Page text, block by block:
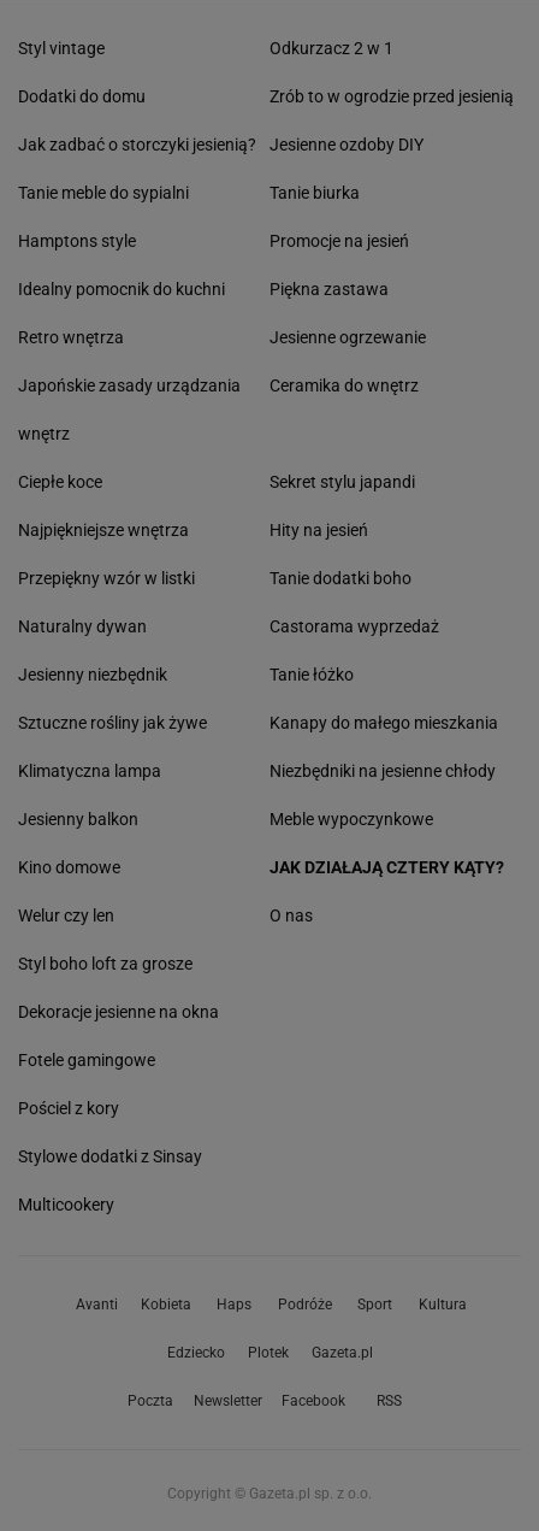
Styl vintage
Dodatki do domu
Jak zadbać o storczyki jesienią?
Tanie meble do sypialni
Hamptons style
Idealny pomocnik do kuchni
Retro wnętrza
Japońskie zasady urządzania
wnętrz
Odkurzacz 2 w 1
Zrób to w ogrodzie przed jesienią
Jesienne ozdoby DIY
Tanie biurka
Promocje na jesień
Piękna zastawa
Jesienne ogrzewanie
Ceramika do wnętrz
Ciepłe koce
Najpiękniejsze wnętrza
Przepiękny wzór w listki
Naturalny dywan
Jesienny niezbędnik
Sztuczne rośliny jak żywe
Klimatyczna lampa
Jesienny balkon
Sekret stylu japandi
Hity na jesień
Tanie dodatki boho
Castorama wyprzedaż
Tanie łóżko
Kanapy do małego mieszkania
Niezbędniki na jesienne chłody
Meble wypoczynkowe
Kino domowe
Welur czy len
Styl boho loft za grosze
Dekoracje jesienne na okna
Fotele gamingowe
Pościel z kory
Stylowe dodatki z Sinsay
Multicookery
JAK DZIAŁAJĄ CZTERY KĄTY?
O nas
Avanti Kobieta Haps Podróże Sport Kultura
Edziecko Plotek Gazeta.pl
Poczta Newsletter Facebook RSS
Copyright © Gazeta.pl sp. z o.o.